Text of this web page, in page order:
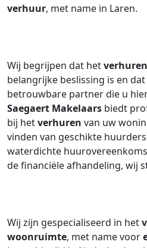
verhuur, met name in Laren.
Wij begrijpen dat hetverhuren
belangrijke beslissing is en
betrouwbare partner die u
Saegaert Makelaars biedt
bij hetverhuren van uw
vinden van geschikte
waterdichte
de financiële afhandeling, wij
Wij zijn gespecialiseerd in het
woonruimte, met name voor